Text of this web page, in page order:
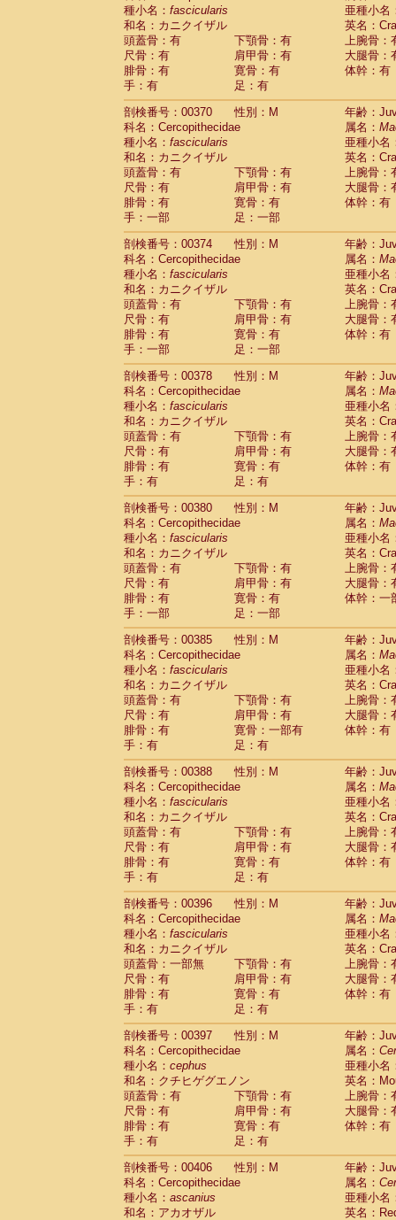
種小名： fascicularis
亜種小名
和名：カニクイザル
英名：
頭蓋骨：有
下顎骨：有
上腕骨：
尺骨：有
肩甲骨：有
大腿骨：
腓骨：有
寛骨：有
体幹：有
手：有
足：有
剖検番号：00370
性別：M
年齢：
科名：Cercopithecidae
属名：
種小名： fascicularis
亜種小名
和名：カニクイザル
英名：
頭蓋骨：有
下顎骨：有
上腕骨：
尺骨：有
肩甲骨：有
大腿骨：
腓骨：有
寛骨：有
体幹：有
手：一部
足：一部
剖検番号：00374
性別：M
年齢：
科名：Cercopithecidae
属名：
種小名： fascicularis
亜種小名
和名：カニクイザル
英名：
頭蓋骨：有
下顎骨：有
上腕骨：
尺骨：有
肩甲骨：有
大腿骨：
腓骨：有
寛骨：有
体幹：有
手：一部
足：一部
剖検番号：00378
性別：M
年齢：
科名：Cercopithecidae
属名：
種小名： fascicularis
亜種小名
和名：カニクイザル
英名：
頭蓋骨：有
下顎骨：有
上腕骨：
尺骨：有
肩甲骨：有
大腿骨：
腓骨：有
寛骨：有
体幹：有
手：有
足：有
剖検番号：00380
性別：M
年齢：
科名：Cercopithecidae
属名：
種小名： fascicularis
亜種小名
和名：カニクイザル
英名：
頭蓋骨：有
下顎骨：有
上腕骨：
尺骨：有
肩甲骨：有
大腿骨：
腓骨：有
寛骨：有
体幹：一
手：一部
足：一部
剖検番号：00385
性別：M
年齢：
科名：Cercopithecidae
属名：
種小名： fascicularis
亜種小名
和名：カニクイザル
英名：
頭蓋骨：有
下顎骨：有
上腕骨：
尺骨：有
肩甲骨：有
大腿骨：
腓骨：有
寛骨：一部有
体幹：有
手：有
足：有
剖検番号：00388
性別：M
年齢：
科名：Cercopithecidae
属名：
種小名： fascicularis
亜種小名
和名：カニクイザル
英名：
頭蓋骨：有
下顎骨：有
上腕骨：
尺骨：有
肩甲骨：有
大腿骨：
腓骨：有
寛骨：有
体幹：有
手：有
足：有
剖検番号：00396
性別：M
年齢：
科名：Cercopithecidae
属名：
種小名： fascicularis
亜種小名
和名：カニクイザル
英名：
頭蓋骨：一部無
下顎骨：有
上腕骨：
尺骨：有
肩甲骨：有
大腿骨：
腓骨：有
寛骨：有
体幹：有
手：有
足：有
剖検番号：00397
性別：M
年齢：
科名：Cercopithecidae
属名：
種小名： cephus
亜種小名
和名：クチヒゲグエノン
英名：
頭蓋骨：有
下顎骨：有
上腕骨：
尺骨：有
肩甲骨：有
大腿骨：
腓骨：有
寛骨：有
体幹：有
手：有
足：有
剖検番号：00406
性別：M
年齢：
科名：Cercopithecidae
属名：
種小名： ascanius
亜種小名
和名：アカオザル
英名：